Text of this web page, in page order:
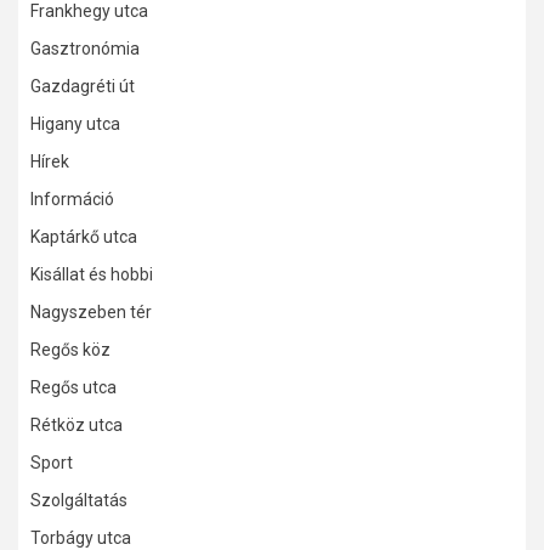
Frankhegy utca
Gasztronómia
Gazdagréti út
Higany utca
Hírek
Információ
Kaptárkő utca
Kisállat és hobbi
Nagyszeben tér
Regős köz
Regős utca
Rétköz utca
Sport
Szolgáltatás
Torbágy utca